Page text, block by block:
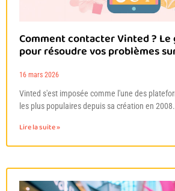
Comment contacter Vinted ?
pour résoudre vos problèmes
16 mars 2026
Vinted s'est imposée comme l'une des
les plus populaires depuis sa création en
Lire la suite »